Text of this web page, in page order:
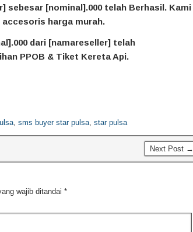
sebesar [nominal].000 telah Berhasil. Kami
accesoris harga murah.
dari [namareseller] telah
PPOB & Tiket Kereta Api.
sms buyer star pulsa star pulsa
Next Post →
wajib ditandai *